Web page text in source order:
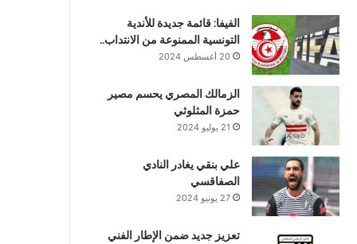
الفيفا: قائمة جديدة للأندية
التونسية الممنوعة من الانتداب..
20 أغسطس 2024
الزمالك المصري يحسم مصير
حمزة المثلوثي
21 يوليو 2024
علي بنقي يغادر النادي
الصفاقسي
27 يونيو 2024
تعزيز جديد ضمن الإطار الفني